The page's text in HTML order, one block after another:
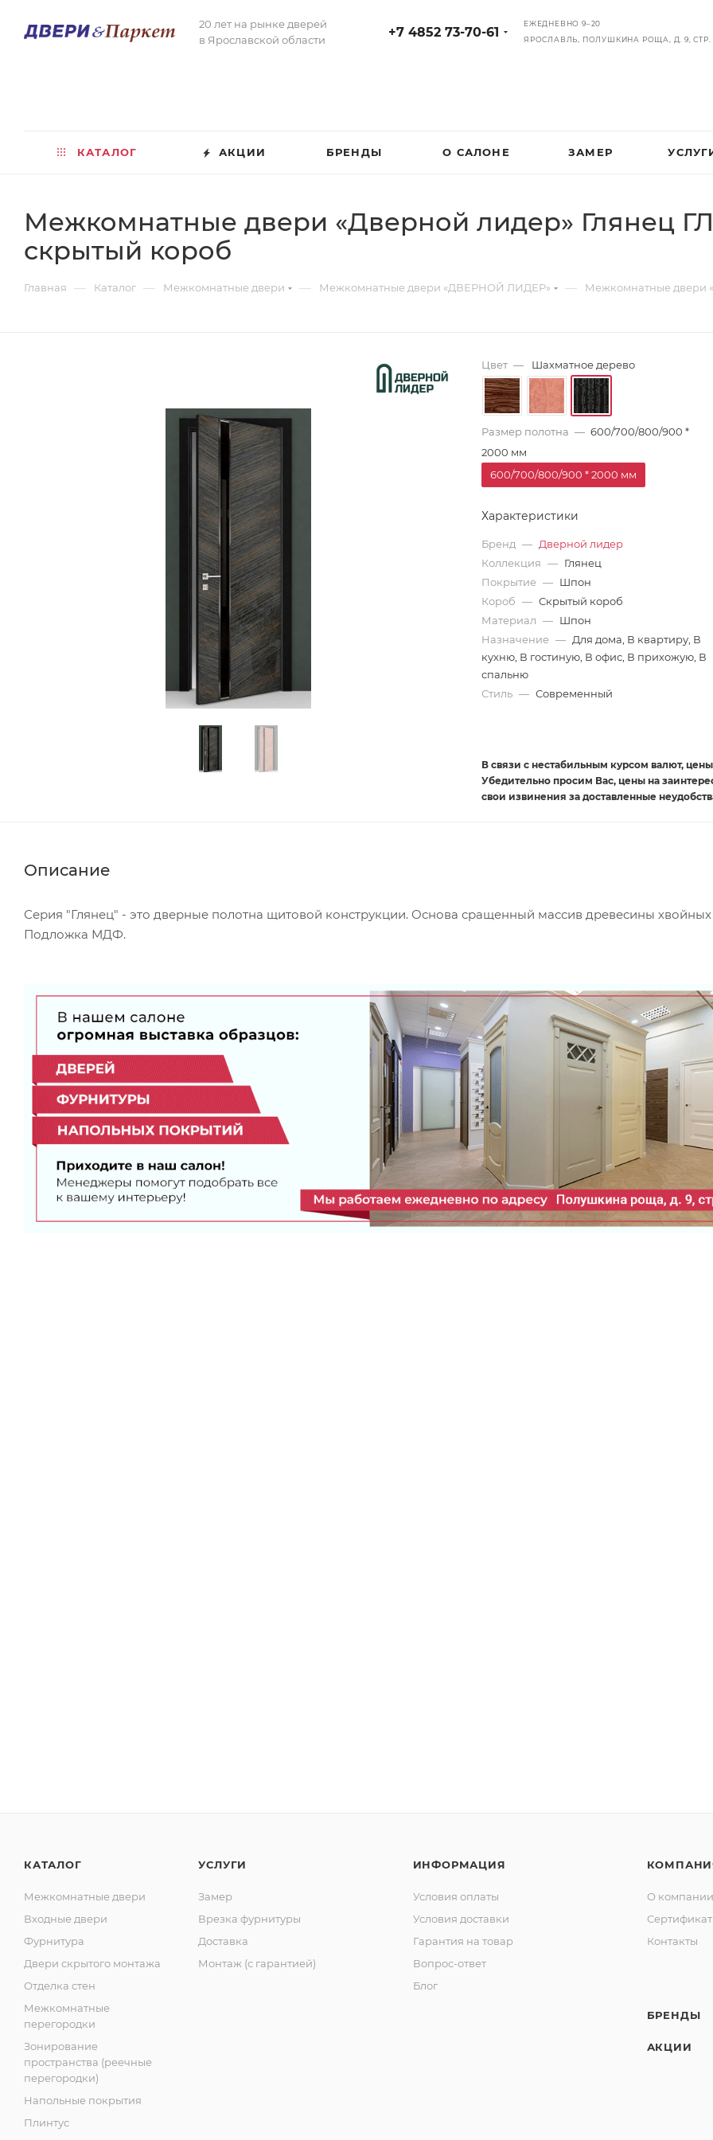
20 лет на рынке дверей
в Ярославской области
+7 4852 73-70-61
ЕЖЕДНЕВНО 9–20
ЯРОСЛАВЛЬ, ПОЛУШКИНА РОЩА, Д. 9, СТР.
КАТАЛОГ АКЦИИ БРЕНДЫ О САЛОНЕ ЗАМЕР
Межкомнатные двери «Дверной лидер» Глянец
скрытый короб
Главная — Каталог — Межкомнатные двери — Межкомнатные двери «ДВЕРНОЙ ЛИДЕР» — Межкомнатные двери
Цвет — Шахматное дерево
Размер полотна — 600/700/800/900 *
2000 мм
600/700/800/900 * 2000 мм
Характеристики
Бренд — Дверной лидер
Коллекция — Глянец
Покрытие — Шпон
Короб — Скрытый короб
Материал — Шпон
Назначение — Для дома, В квартиру, В
кухню, В гостиную, В офис, В прихожую, В
спальню
Стиль — Современный
В связи с нестабильным курсом валют,
Убедительно просим Вас, цены на
свои извинения за доставленные
Описание
Серия "Глянец" - это дверные полотна щитовой конструкции. Основа сращенный массив древесины
Подложка МДФ.
КАТАЛОГ
Межкомнатные двери
Входные двери
Фурнитура
Двери скрытого монтажа
Отделка стен
Межкомнатные
перегородки
Зонирование
пространства (реечные
перегородки)
Напольные покрытия
Плинтус
УСЛУГИ
Замер
Врезка фурнитуры
Доставка
Монтаж (с гарантией)
ИНФОРМАЦИЯ
Условия оплаты
Условия доставки
Гарантия на товар
Вопрос-ответ
Блог
О компании
Контакты
БРЕНДЫ
АКЦИИ